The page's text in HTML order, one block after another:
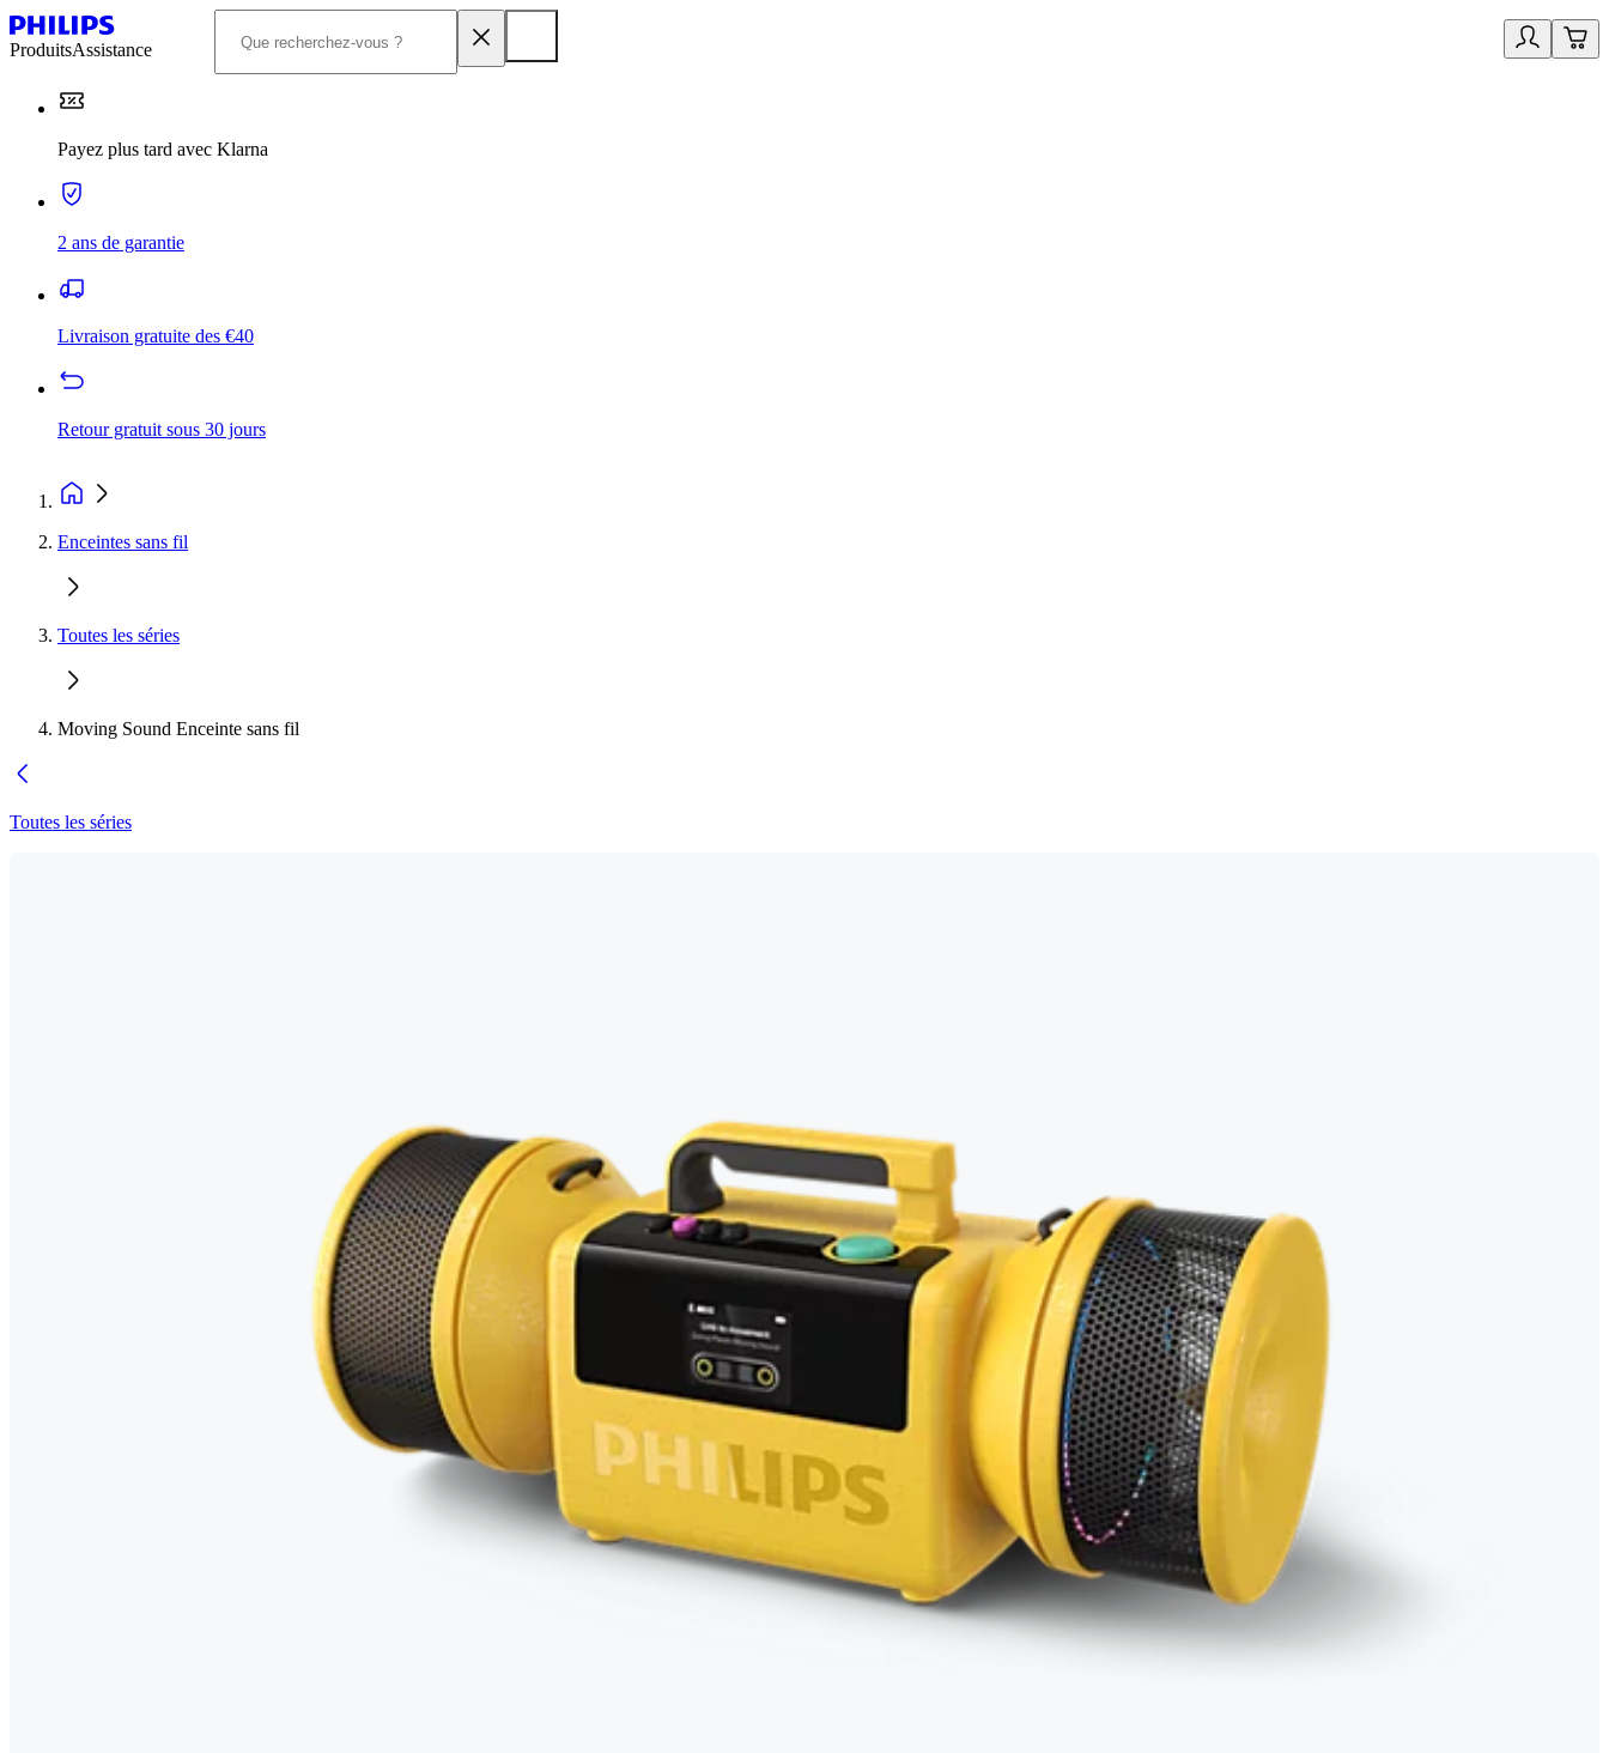
ProduitsAssistance
Payez plus tard avec Klarna
2 ans de garantie
Livraison gratuite des €40
Retour gratuit sous 30 jours
Enceintes sans fil
Toutes les séries
Moving Sound Enceinte sans fil
Toutes les séries